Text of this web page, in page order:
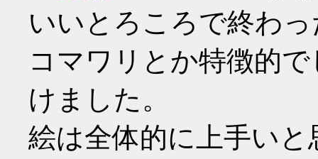
いいとろころで終わ
コマワリとか特徴的
けました。
絵は全体的に上手い